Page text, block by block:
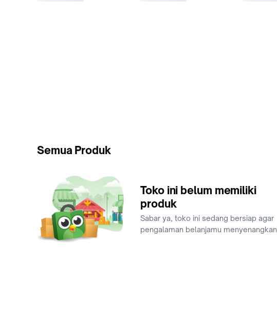
Semua Produk
Toko ini belum memiliki
produk
Sabar ya, toko ini sedang bersiap agar
pengalaman belanjamu menyenangkan